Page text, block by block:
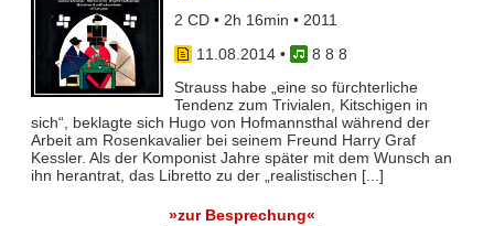
2 CD • 2h 16min • 2011
11.08.2014•
8 8 8
Strauss habe „eine so fürchterliche
Tendenz zum Trivialen, Kitschigen in
sich“, beklagte sich Hugo von Hofmannsthal während der
Arbeit am Rosenkavalier bei seinem Freund Harry Graf
Kessler. Als der Komponist Jahre später mit dem Wunsch an
ihn herantrat, das Libretto zu der „realistischen [...]
»zur Besprechung«